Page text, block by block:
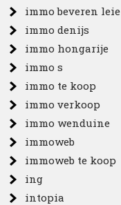
immo beveren leie
immo denijs
immo hongarije
immo s
immo te koop
immo verkoop
immo wenduine
immoweb
immoweb te koop
ing
intopia